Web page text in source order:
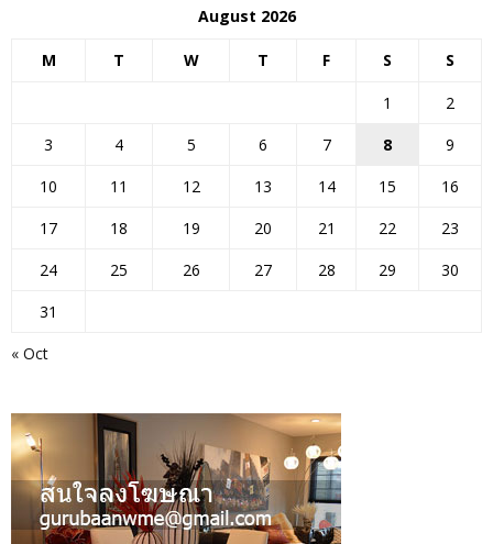
August 2026
M T W T F S S
« Oct
1
2
3
4 5 6 7 8
9
10
11 12 13 14 15
16
17
18 19 20 21 22
23
24
25 26 27 28 29
30
31